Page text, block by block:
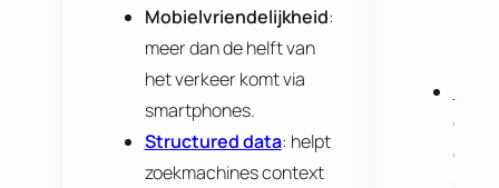
Mobielvriendelijkheid:
meer dan de helft van
het verkeer komt via
smartphones.
Structured data: helpt
zoekmachines context
en
die